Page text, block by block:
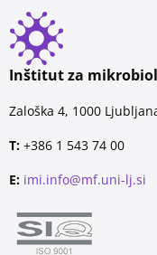
Inštitut za
Zaloška 4, 1000
T: +386 1 543 74 00
E: imi.info@mf.uni-lj.si